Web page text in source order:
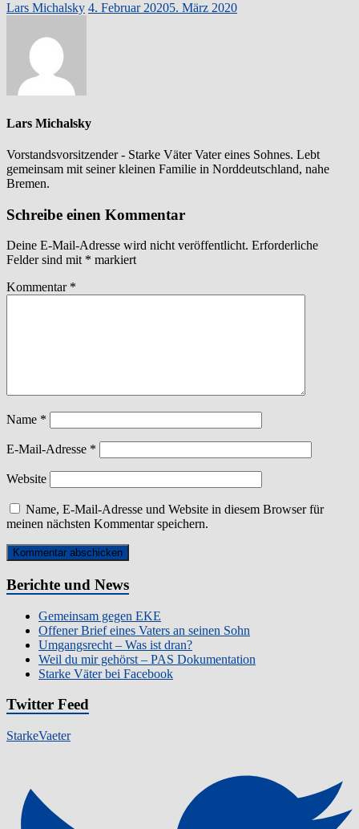
Lars Michalsky 4. Februar 20205. März 2020
Lars Michalsky
Vorstandsvorsitzender - Starke Väter Vater eines Sohnes. Lebt
gemeinsam mit seiner kleinen Familie in Norddeutschland, nahe
Bremen.
Schreibe einen Kommentar
Deine E-Mail-Adresse wird nicht veröffentlicht. Erforderliche
Felder sind mit * markiert
Kommentar *
Name *
E-Mail-Adresse *
Website
Name, E-Mail-Adresse und Website in diesem Browser für
meinen nächsten Kommentar speichern.
Berichte und News
Gemeinsam gegen EKE
Offener Brief eines Vaters an seinen Sohn
Umgangsrecht – Was ist dran?
Weil du mir gehörst – PAS Dokumentation
Starke Väter bei Facebook
Twitter Feed
StarkeVaeter